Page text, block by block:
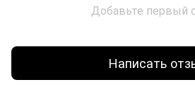
Добавьте первый
Написать